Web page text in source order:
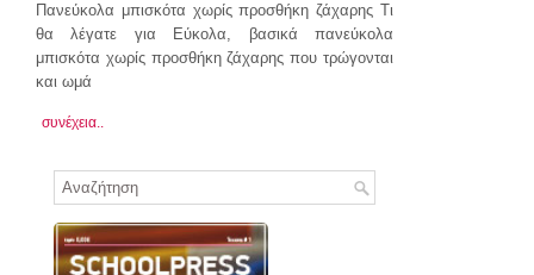
Πανεύκολα μπισκότα χωρίς προσθήκη ζάχαρης Τι
θα λέγατε για Εύκολα, βασικά πανεύκολα
μπισκότα χωρίς προσθήκη ζάχαρης που τρώγονται
και ωμά
συνέχεια..